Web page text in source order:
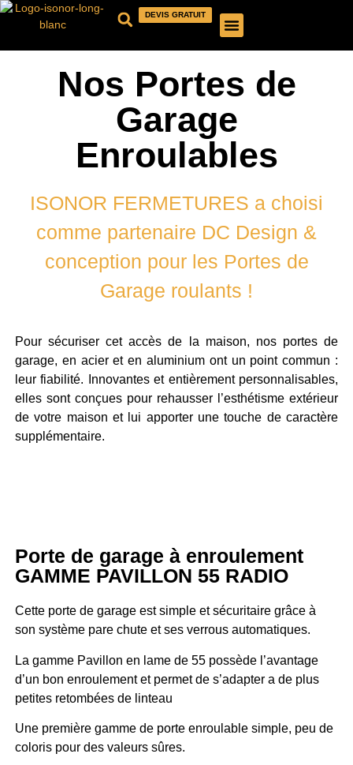
DEVIS GRATUIT
Nos Portes de
Garage
Enroulables
ISONOR FERMETURES a choisi
comme partenaire DC Design &
conception pour les Portes de
Garage roulants !
Pour sécuriser cet accès de la maison, nos portes de
garage, en acier et en aluminium ont un point commun :
leur fiabilité. Innovantes et entièrement personnalisables,
elles sont conçues pour rehausser l’esthétisme extérieur
de votre maison et lui apporter une touche de caractère
supplémentaire.
Porte de garage à enroulement
GAMME PAVILLON 55 RADIO
Cette porte de garage est simple et sécuritaire grâce à
son système pare chute et ses verrous automatiques.
La gamme Pavillon en lame de 55 possède l’avantage
d’un bon enroulement et permet de s’adapter a de plus
petites retombées de linteau
Une première gamme de porte enroulable simple, peu de
coloris pour des valeurs sûres.